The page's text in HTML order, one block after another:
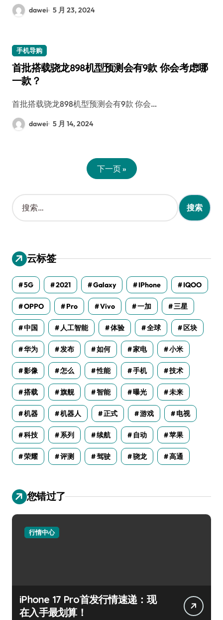
dawei 5 月 23, 2024
手机导购
首批搭载骁龙898机型预测会有9款 你会考虑哪
一款？
首批搭载骁龙898机型预测会有9款 你会…
dawei 5 月 14, 2024
下一页 »
搜
索
：
云标签
5G 2021 Galaxy IPhone IQOO
OPPO Pro Vivo 一加 三星
中国 人工智能 体验 全球 区块
华为 发布 如何 家电 小米
影像 怎么 性能 手机 技术
搭载 旗舰 智能 曝光 未来
机器 机器人 正式 游戏 电视
科技 系列 续航 自动 苹果
荣耀 评测 驾驶 骁龙 高通
您错过了
行情中心
iPhone 17 Pro首发行情速递：现
在入手最划算！